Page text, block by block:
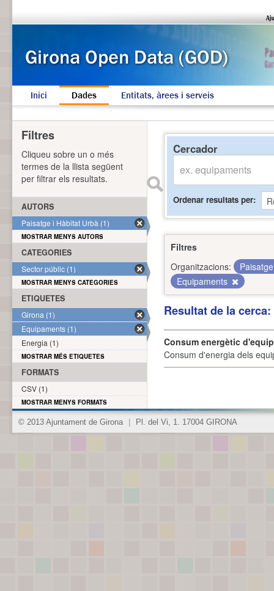
Inici Dades Entitats, àrees i serveis
Cercador
Ordenar resultats per
Filtres
Organitzacions:
Equipaments
Resultat de la
Consum energètic
Consum d'energia dels
Filtres
Cliqueu sobre un o més
termes de la llista següent
per filtrar els resultats.
AUTORS
Paisatge i Hàbitat Urbà (1)
MOSTRAR MENYS AUTORS
CATEGORIES
Sector públic (1)
MOSTRAR MENYS CATEGORIES
ETIQUETES
Girona (1)
Equipaments (1)
Energia (1)
MOSTRAR MÉS ETIQUETES
FORMATS
CSV (1)
MOSTRAR MENYS FORMATS
© 2013 Ajuntament de Girona Pl. del Vi, 1. 17004 GIRONA